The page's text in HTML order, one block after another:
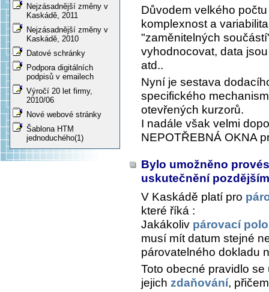
Nejzásadnější změny v
Kaskádě, 2011
Nejzásadnější změny v
Kaskádě, 2010
Datové schránky
Podpora digitálních
podpisů v emailech
Výročí 20 let firmy,
2010/06
Nové webové stránky
Šablona HTM
jednoduchého(1)
Důvodem velkého
komplexnost a
"zaměnitelných
vyhodnocovat, data
atd..
Nyní je sestava
specifického
otevřených kurzorů.
I nadále však velmi
NEPOTŘEBNÁ OKNA
Bylo umožněno
uskutečnění
V Kaskádě platí pro
které říká :
Jakákoliv párovací
musí mít datum stejné
párovatelného dokladu
Toto obecné pravidlo
jejich zdaňování,